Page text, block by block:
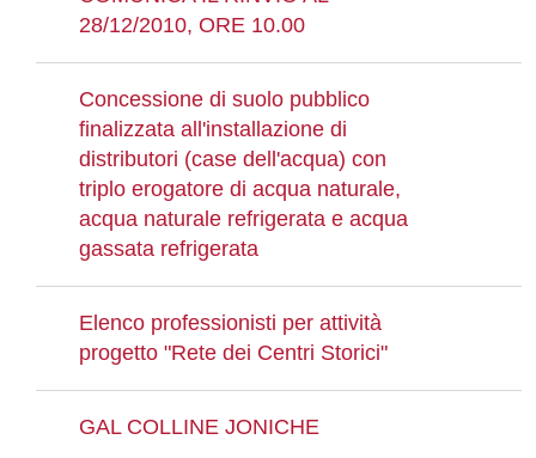
28/12/2010, ORE 10.00
Concessione di suolo pubblico
finalizzata all'installazione di
distributori (case dell'acqua) con
triplo erogatore di acqua naturale,
acqua naturale refrigerata e acqua
gassata refrigerata
Elenco professionisti per attività
progetto "Rete dei Centri Storici"
GAL COLLINE JONICHE